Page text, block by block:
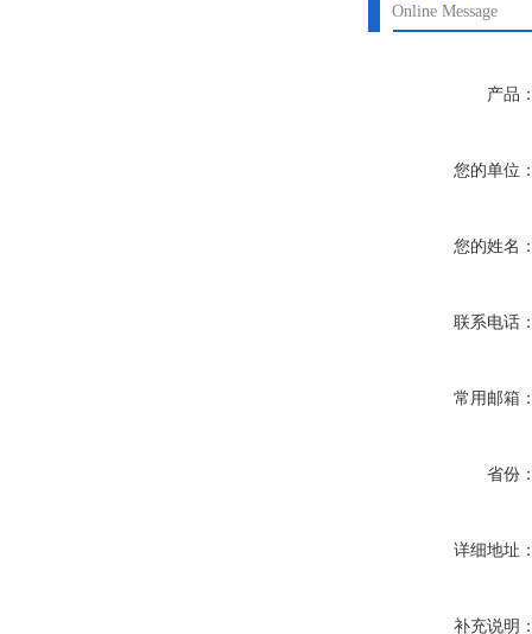
Online Message
产品
您的单位
您的姓名
联系电话
常用邮箱
省份
详细地址
补充说明